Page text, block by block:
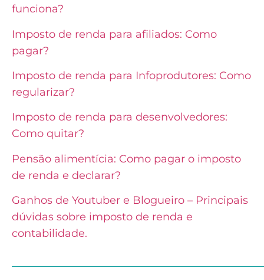
funciona?
Imposto de renda para afiliados: Como
pagar?
Imposto de renda para Infoprodutores: Como
regularizar?
Imposto de renda para desenvolvedores:
Como quitar?
Pensão alimentícia: Como pagar o imposto
de renda e declarar?
Ganhos de Youtuber e Blogueiro – Principais
dúvidas sobre imposto de renda e
contabilidade.